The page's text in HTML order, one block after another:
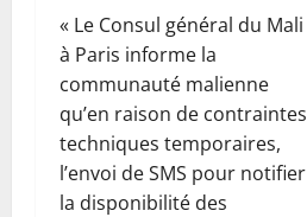
« Le Consul général du Mali
à Paris informe la
communauté malienne
qu’en raison de contraintes
techniques temporaires,
l’envoi de SMS pour notifier
la disponibilité des